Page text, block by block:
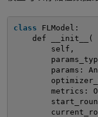
class
FLModel:
def __init__(
self,
params:
metrics: